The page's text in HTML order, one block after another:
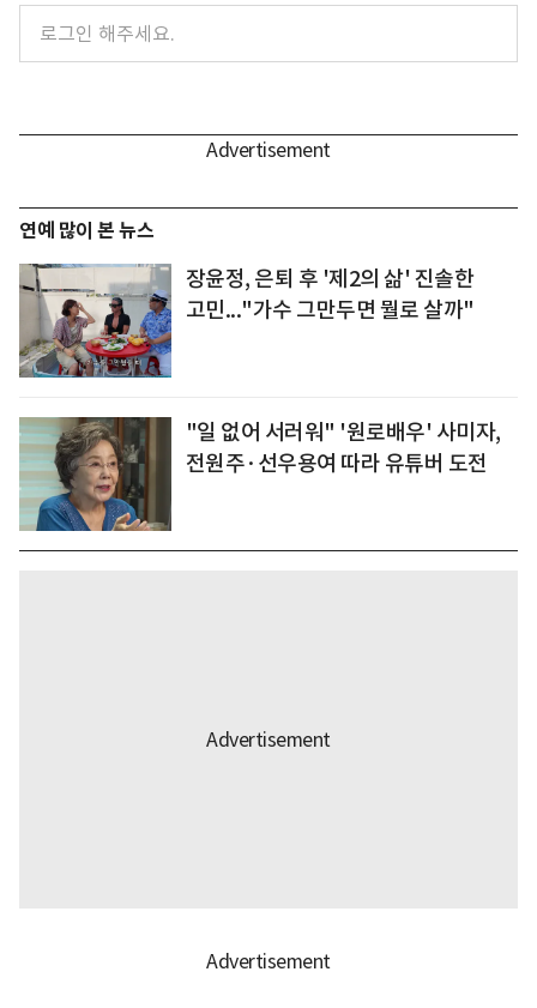
연예 많이 본 뉴스
장윤정, 은퇴 후 '제2의 삶' 진솔한
고민..."가수 그만두면 뭘로 살까"
"일 없어 서러워" '원로배우' 사미자,
전원주·선우용여 따라 유튜버 도전